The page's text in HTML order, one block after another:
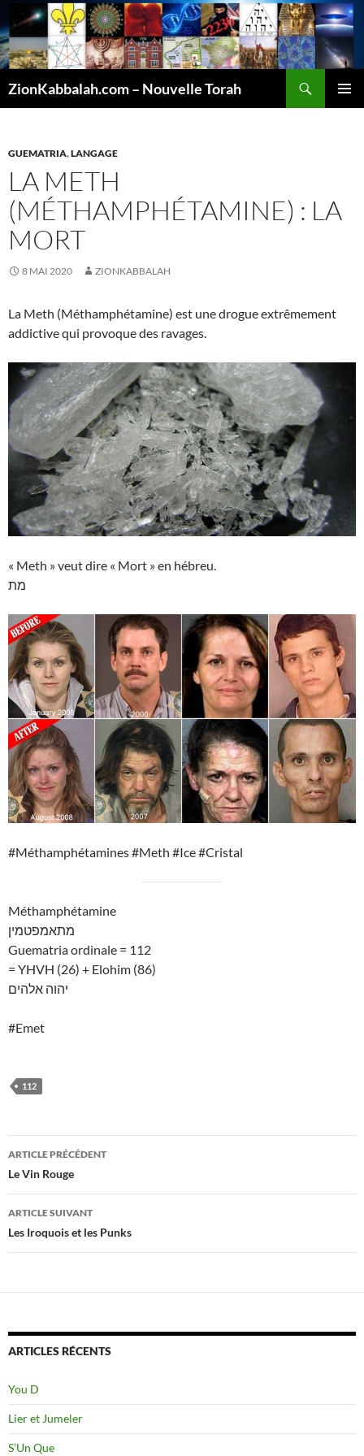
ZionKabbalah.com – Nouvelle Torah
GUEMATRIA,LANGAGE
LA METH
(MÉTHAMPHÉTAMINE) : LA
MORT
8 MAI 2020 ZIONKABBALAH
La Meth (Méthamphétamine) est une drogue extrêmement
addictive qui provoque des ravages.
« Meth » veut dire « Mort » en hébreu.
מת
#Méthamphétamines #Meth #Ice #Cristal
Méthamphétamine
מתאמפטמין
Guematria ordinale = 112
= YHVH (26) + Elohim (86)
יהוה אלהים
#Emet
112
Navigation
des
articles
ARTICLE PRÉCÉDENT
Le Vin Rouge
ARTICLE SUIVANT
Les Iroquois et les Punks
ARTICLES RÉCENTS
You D
Lier et Jumeler
S’Un Que